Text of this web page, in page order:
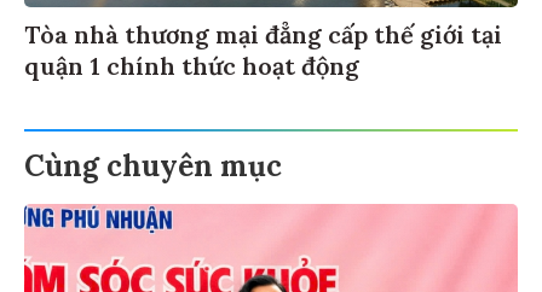
Tòa nhà thương mại đẳng cấp thế giới tại
quận 1 chính thức hoạt động
Cùng chuyên mục